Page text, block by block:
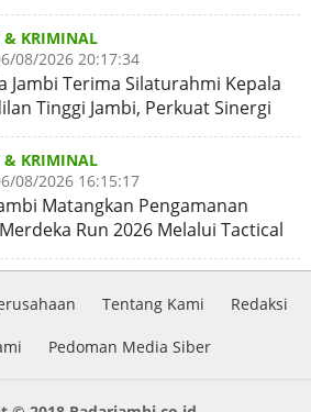
& KRIMINAL
08/2026 20:17:34
Jambi Terima Silaturahmi Kepala
Tinggi Jambi, Perkuat Sinergi
& KRIMINAL
08/2026 16:15:17
Matangkan Pengamanan
Run 2026 Melalui Tactical
Tentang Kami Redaksi
Pedoman Media Siber